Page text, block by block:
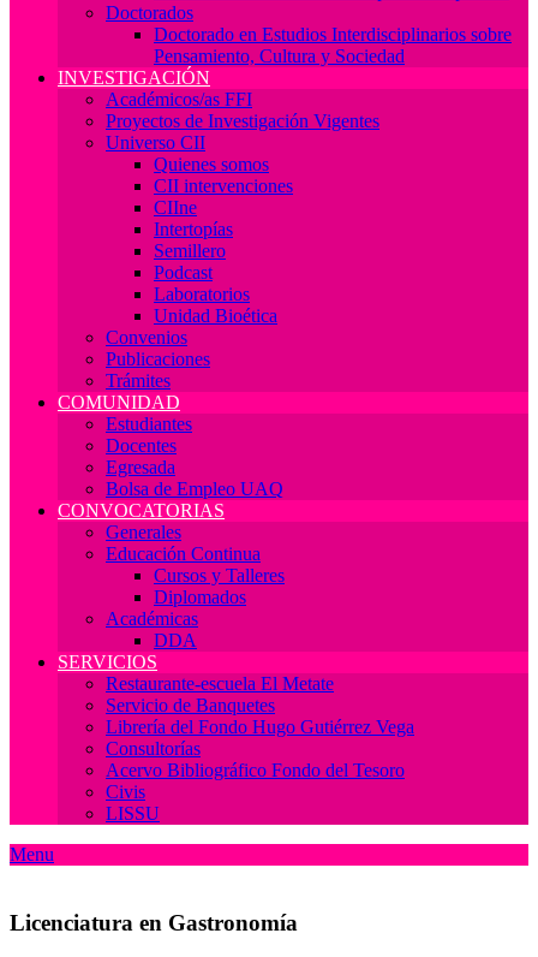
Doctorados
Doctorado en Estudios Interdisciplinarios sobre
Pensamiento, Cultura y Sociedad
INVESTIGACIÓN
Académicos/as FFI
Proyectos de Investigación Vigentes
Universo CII
Quienes somos
CII intervenciones
CIIne
Intertopías
Semillero
Podcast
Laboratorios
Unidad Bioética
Convenios
Publicaciones
Trámites
COMUNIDAD
Estudiantes
Docentes
Egresada
Bolsa de Empleo UAQ
CONVOCATORIAS
Generales
Educación Continua
Cursos y Talleres
Diplomados
Académicas
DDA
SERVICIOS
Restaurante-escuela El Metate
Servicio de Banquetes
Librería del Fondo Hugo Gutiérrez Vega
Consultorías
Acervo Bibliográfico Fondo del Tesoro
Civis
LISSU
Menu
Licenciatura en Gastronomía